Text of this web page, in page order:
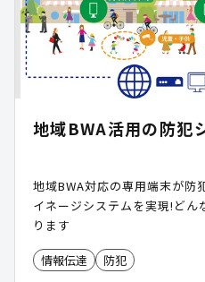
地域BWA活用の防犯
地域BWA対応の専用端末が防
イネージシステムを実現!どん
ります
情報伝達 防犯